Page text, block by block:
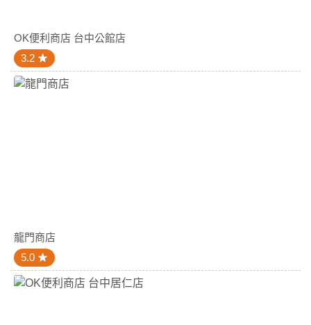
OK便利商店 台中公館店
3.2
龍門商店
5.0